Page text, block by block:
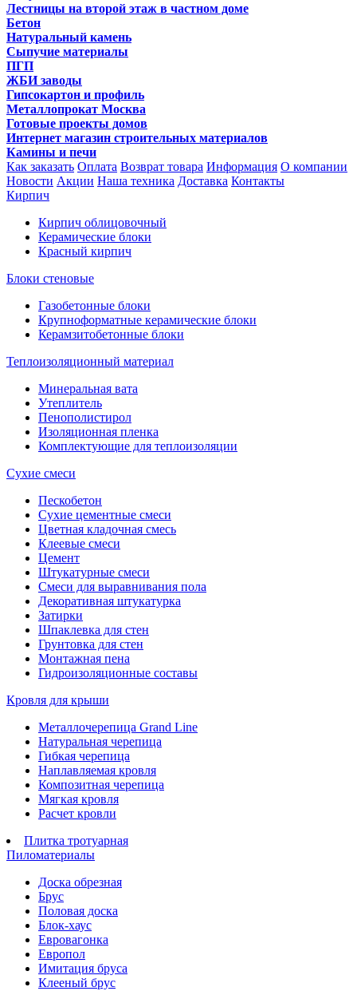
Лестницы на второй этаж в частном доме
Бетон
Натуральный камень
Сыпучие материалы
ПГП
ЖБИ заводы
Гипсокартон и профиль
Металлопрокат Москва
Готовые проекты домов
Интернет магазин строительных материалов
Камины и печи
Как заказать Оплата Возврат товара Информация О компании
Новости Акции Наша техника Доставка Контакты
Кирпич
Кирпич облицовочный
Керамические блоки
Красный кирпич
Блоки стеновые
Газобетонные блоки
Крупноформатные керамические блоки
Керамзитобетонные блоки
Теплоизоляционный материал
Минеральная вата
Утеплитель
Пенополистирол
Изоляционная пленка
Комплектующие для теплоизоляции
Сухие смеси
Пескобетон
Сухие цементные смеси
Цветная кладочная смесь
Клеевые смеси
Цемент
Штукатурные смеси
Смеси для выравнивания пола
Декоративная штукатурка
Затирки
Шпаклевка для стен
Грунтовка для стен
Монтажная пена
Гидроизоляционные составы
Кровля для крыши
Металлочерепица Grand Line
Натуральная черепица
Гибкая черепица
Наплавляемая кровля
Композитная черепица
Мягкая кровля
Расчет кровли
Плитка тротуарная
Пиломатериалы
Доска обрезная
Брус
Половая доска
Блок-хаус
Евровагонка
Европол
Имитация бруса
Клееный брус